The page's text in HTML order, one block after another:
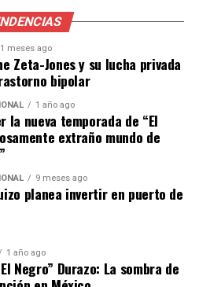
una temporada irregular, con
el Sevilla que podría ser el
de la zona baja de la
incluyen un empate 1-1
por 0-1 ante el Rayo.
mostrado más consistencia,
ante el Getafe ha dejado
es crucial para ambos
podría cambiar
en la clasificación.
y
meses ago
Zeta-Jones y su lucha privada
bipolar
1 año ago
la nueva temporada de “El
extraño mundo de
9 meses ago
planea invertir en puerto de
1 año ago
Negro” Durazo: La sombra de